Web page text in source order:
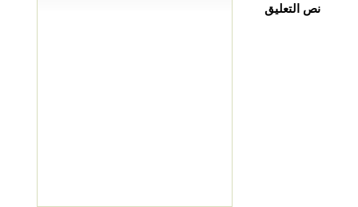
نص التعليق